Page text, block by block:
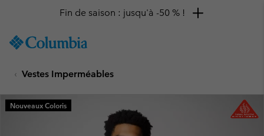
TO
SKIP
MAIN
NAV
Fin de saison : jusqu'à -50 % !
Vestes Imperméables
Nouveaux Coloris